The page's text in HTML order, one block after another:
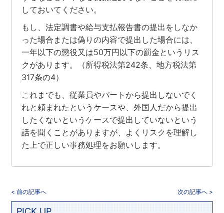
しておいてください。
もし、法定調書や給与支払報告書の提出をしなか
った場合または偽りの内容で提出した場合には、
一年以下の懲役又は50万円以下の罰金というリス
クがあります。（所得税法第242条、地方税法第
317条の4）
これまでも、従業員やパートから提出しないでく
れと頼まれたというケースや、外国人だから提出
したくないというケースで提出していないという
話を聞くことがありますが、よくリスクを理解し
た上で正しい事務処理をお願いします。
< 前の記事へ 次の記事へ >